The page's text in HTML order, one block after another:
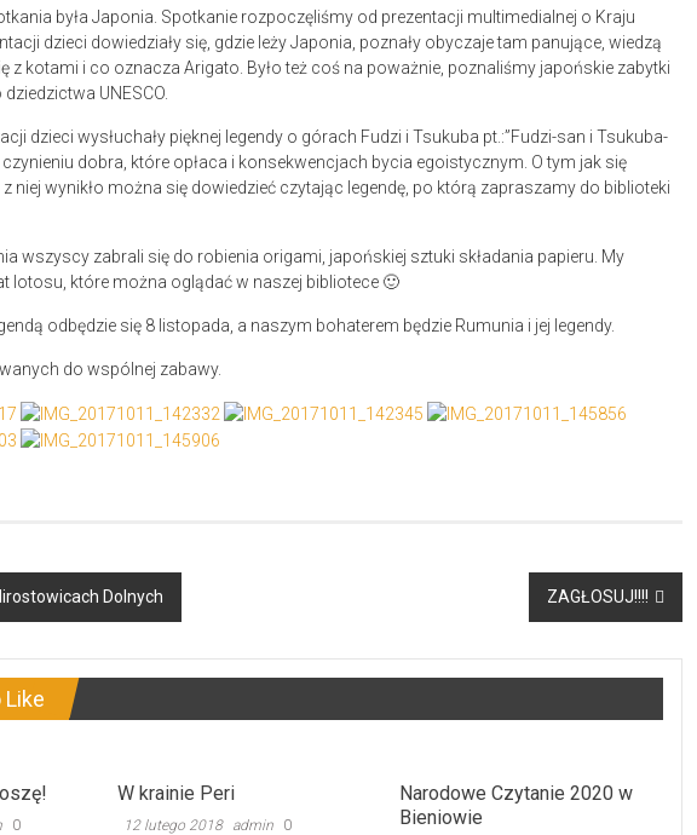
była Japonia. Spotkanie rozpoczęliśmy od prezentacji multimedialnej o Kraju
dzieci dowiedziały się, gdzie leży Japonia, poznały obyczaje tam panujące, wiedzą
z kotami i co oznacza Arigato. Było też coś na poważnie, poznaliśmy japońskie zabytki
UNESCO.
dzieci wysłuchały pięknej legendy o górach Fudzi i Tsukuba pt.:”Fudzi-san i Tsukuba-
dobra, które opłaca i konsekwencjach bycia egoistycznym. O tym jak się
niej wynikło można się dowiedzieć czytając legendę, po którą zapraszamy do biblioteki
wszyscy zabrali się do robienia origami, japońskiej sztuki składania papieru. My
lotosu, które można oglądać w naszej bibliotece 🙂
odbędzie się 8 listopada, a naszym bohaterem będzie Rumunia i jej legendy.
do wspólnej zabawy.
Dolnych ZAGŁOSUJ!!!!
Like
0
W krainie Peri
12 lutego 2018 admin 0
Narodowe Czytanie 2020 w
Bieniowie